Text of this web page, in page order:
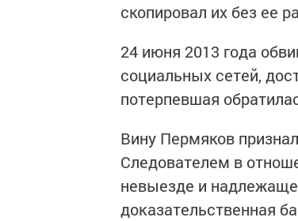
скопировал их без ее
24 июня 2013 года
социальных сетей,
потерпевшая
Вину Пермяков
Следователем в
невыезде и
доказательственная